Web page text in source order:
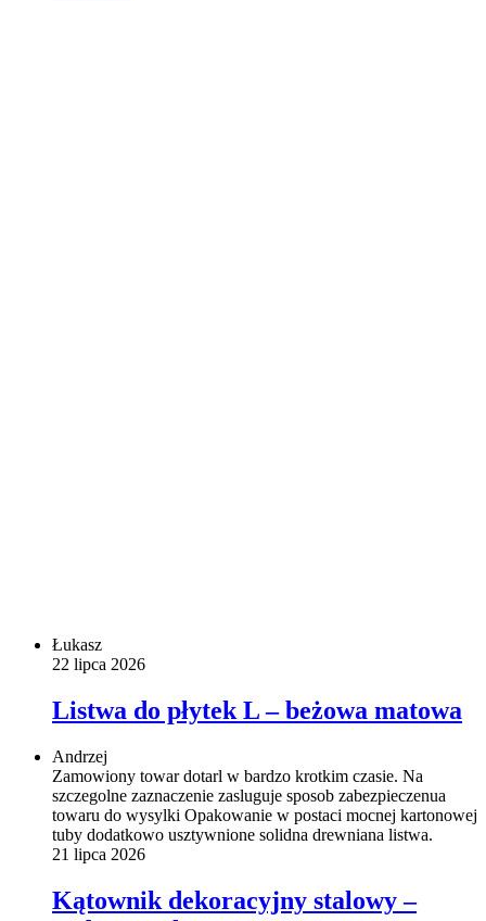
Łukasz
22 lipca 2026
Listwa do płytek L – beżowa matowa
Andrzej
Zamowiony towar dotarl w bardzo krotkim czasie. Na
szczegolne zaznaczenie zasluguje sposob zabezpieczenua
towaru do wysylki Opakowanie w postaci mocnej kartonowej
tuby dodatkowo usztywnione solidna drewniana listwa.
21 lipca 2026
Kątownik dekoracyjny stalowy –